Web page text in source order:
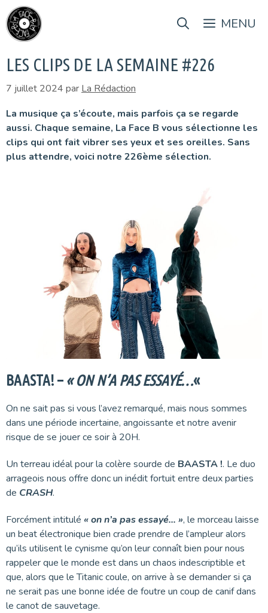
Aller
au
contenu
MENU
LES CLIPS DE LA SEMAINE #226
7 juillet 2024 par La Rédaction
La musique ça s’écoute, mais parfois ça se regarde
aussi. Chaque semaine, La Face B vous sélectionne les
clips qui ont fait vibrer ses yeux et ses oreilles. Sans
plus attendre, voici notre 226ème sélection.
BAASTA! – « ON N’A PAS ESSAYÉ…«
On ne sait pas si vous l’avez remarqué, mais nous sommes
dans une période incertaine, angoissante et notre avenir
risque de se jouer ce soir à 20H.
Un terreau idéal pour la colère sourde de BAASTA !. Le duo
arrageois nous offre donc un inédit fortuit entre deux parties
de CRASH.
Forcément intitulé « on n’a pas essayé… », le morceau laisse
un beat électronique bien crade prendre de l’ampleur alors
qu’ils utilisent le cynisme qu’on leur connaît bien pour nous
rappeler que le monde est dans un chaos indescriptible et
que, alors que le Titanic coule, on arrive à se demander si ça
ne serait pas une bonne idée de foutre un coup de canif dans
le canot de sauvetage.